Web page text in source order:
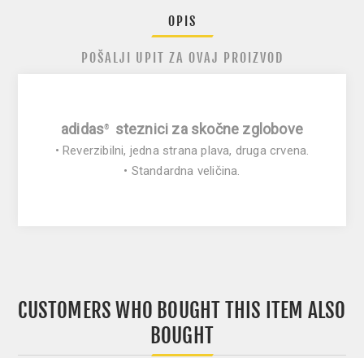
OPIS
POŠALJI UPIT ZA OVAJ PROIZVOD
adidas® steznici za skočne zglobove
• Reverzibilni, jedna strana plava, druga crvena.
• Standardna veličina.
CUSTOMERS WHO BOUGHT THIS ITEM ALSO
BOUGHT